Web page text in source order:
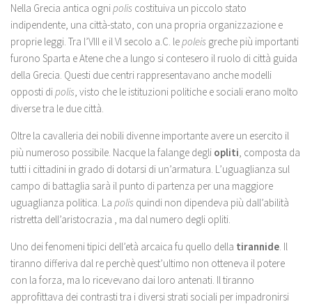
Nella Grecia antica ognipolis costituiva un piccolo stato
indipendente, una città-stato, con una propria organizzazione e
proprie leggi. Tra l’VIII e il VI secolo a.C. lepoleis greche più importanti
furono Sparta e Atene che a lungo si contesero il ruolo di città guida
della Grecia. Questi due centri rappresentavano anche modelli
opposti dipolis, visto che le istituzioni politiche e sociali erano molto
diverse tra le due città.
Oltre la cavalleria dei nobili divenne importante avere un esercito il
più numeroso possibile. Nacque la falange degli opliti, composta da
tutti i cittadini in grado di dotarsi di un’armatura. L’uguaglianza sul
campo di battaglia sarà il punto di partenza per una maggiore
uguaglianza politica. La polis quindi non dipendeva più dall’abilità
ristretta dell’aristocrazia , ma dal numero degli opliti.
Uno dei fenomeni tipici dell’età arcaica fu quello della tirannide. Il
tiranno differiva dal re perchè quest’ultimo non otteneva il potere
con la forza, ma lo ricevevano dai loro antenati. Il tiranno
approfittava dei contrasti tra i diversi strati sociali per impadronirsi